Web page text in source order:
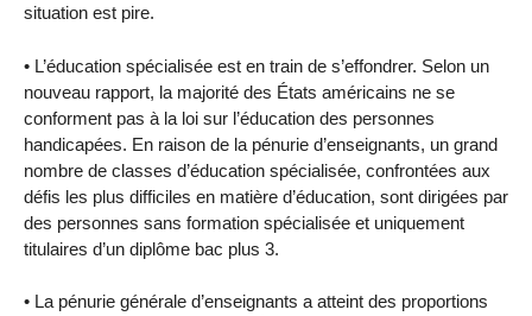
situation est pire.
• L’éducation spécialisée est en train de s’effondrer. Selon un
nouveau rapport, la majorité des États américains ne se
conforment pas à la loi sur l’éducation des personnes
handicapées. En raison de la pénurie d’enseignants, un grand
nombre de classes d’éducation spécialisée, confrontées aux
défis les plus difficiles en matière d’éducation, sont dirigées par
des personnes sans formation spécialisée et uniquement
titulaires d’un diplôme bac plus 3.
• La pénurie générale d’enseignants a atteint des proportions